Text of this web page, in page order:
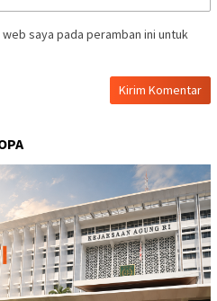
saya pada peramban ini untuk